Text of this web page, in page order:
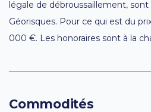
légale de débroussaillement, sont
Géorisques. Pour ce qui est du
000 €. Les honoraires sont à la
Commodités